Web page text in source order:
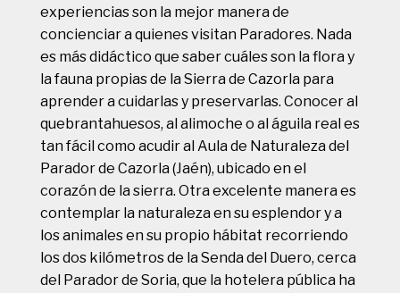
experiencias son la mejor manera de
concienciar a quienes visitan Paradores. Nada
es más didáctico que saber cuáles son la flora y
la fauna propias de la Sierra de Cazorla para
aprender a cuidarlas y preservarlas. Conocer al
quebrantahuesos, al alimoche o al águila real es
tan fácil como acudir al Aula de Naturaleza del
Parador de Cazorla (Jaén), ubicado en el
corazón de la sierra. Otra excelente manera es
contemplar la naturaleza en su esplendor y a
los animales en su propio hábitat recorriendo
los dos kilómetros de la Senda del Duero, cerca
del Parador de Soria, que la hotelera pública ha